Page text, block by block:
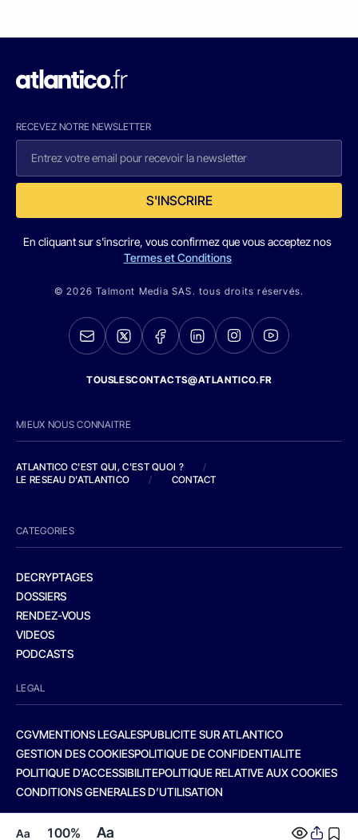
Aa 100% Aa
RECEVEZ NOTRE NEWSLETTER
S'INSCRIRE
En cliquant sur s'inscrire, vous confirmez que vous acceptez nos
Termes et Conditions
© 2026 Talmont Media SAS. tous droits réservés.
TOUSLESCONTACTS@ATLANTICO.FR
MIEUX NOUS CONNAITRE
ATLANTICO C'EST QUI, C'EST QUOI ?
/
LE RESEAU D'ATLANTICO
/ CONTACT
CATEGORIES
DECRYPTAGES
DOSSIERS
RENDEZ-VOUS
VIDEOS
PODCASTS
LEGAL
CGVMENTIONS LEGALESPUBLICITE SUR ATLANTICO
GESTION DES COOKIESPOLITIQUE DE CONFIDENTIALITE
POLITIQUE D’ACCESSIBILITEPOLITIQUE RELATIVE AUX COOKIES
CONDITIONS GENERALES D’UTILISATION